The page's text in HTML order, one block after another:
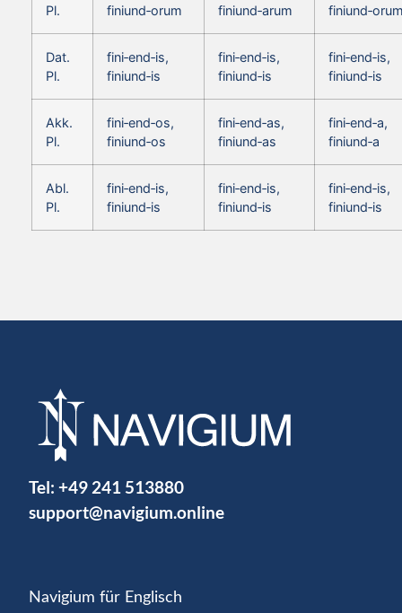
Pl.
finiund‑orum
finiund‑arum
Dat.
Pl.
fini‑end‑is,
finiund‑is
fini‑end‑is,
finiund‑is
fini‑end‑is,
finiund‑is
Akk.
Pl.
fini‑end‑os,
finiund‑os
fini‑end‑as,
finiund‑as
fini‑end‑a,
finiund‑a
Abl.
Pl.
fini‑end‑is,
finiund‑is
fini‑end‑is,
finiund‑is
fini‑end‑is,
finiund‑is
Tel: +49 241 513880
support@navigium.online
Navigium für Englisch